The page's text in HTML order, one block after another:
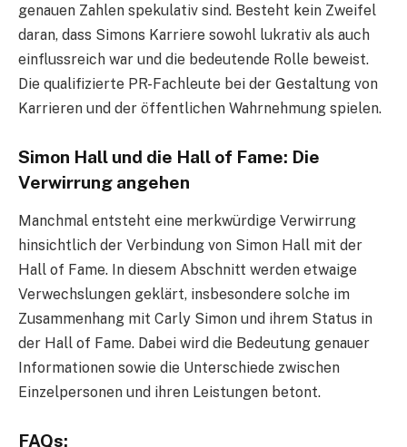
genauen Zahlen spekulativ sind. Besteht kein Zweifel
daran, dass Simons Karriere sowohl lukrativ als auch
einflussreich war und die bedeutende Rolle beweist.
Die qualifizierte PR-Fachleute bei der Gestaltung von
Karrieren und der öffentlichen Wahrnehmung spielen.
Simon Hall und die Hall of Fame: Die
Verwirrung angehen
Manchmal entsteht eine merkwürdige Verwirrung
hinsichtlich der Verbindung von Simon Hall mit der
Hall of Fame. In diesem Abschnitt werden etwaige
Verwechslungen geklärt, insbesondere solche im
Zusammenhang mit Carly Simon und ihrem Status in
der Hall of Fame. Dabei wird die Bedeutung genauer
Informationen sowie die Unterschiede zwischen
Einzelpersonen und ihren Leistungen betont.
FAQs: